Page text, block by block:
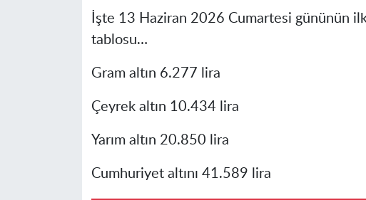
İşte 13 Haziran 2026 Cumartesi gününün
tablosu…
Gram altın 6.277 lira
Çeyrek altın 10.434 lira
Yarım altın 20.850 lira
Cumhuriyet altını 41.589 lira